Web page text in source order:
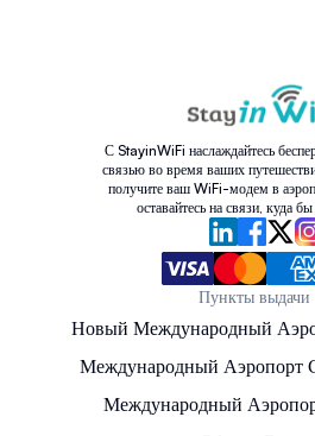
С StayinWiFi наслаждайтесь
связью во время ваших
получите ваш WiFi-модем в
оставайтесь на связи, куда
Пункты выдачи
Новый Международный
Международный Аэропорт
Международный